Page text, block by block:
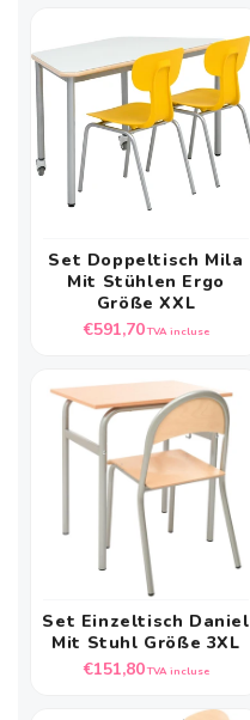
Set Doppeltisch Mila
Mit Stühlen Ergo
Größe XXL
Prix
€591,70TVA incluse
Set Einzeltisch Daniel
Mit Stuhl Größe 3XL
Prix
€151,80TVA incluse